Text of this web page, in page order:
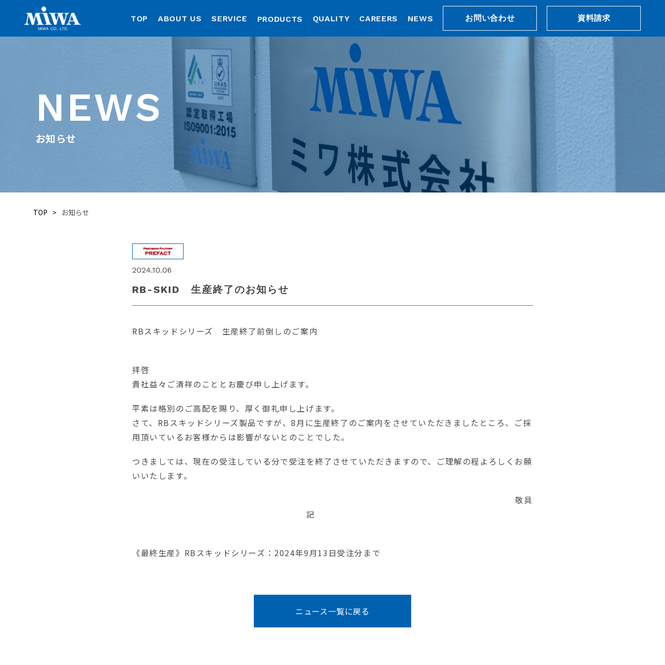
TOP ABOUT US SERVICE PRODUCTS QUALITY CAREERS NEWS お問い合わせ 資料請求
NEWS
お知らせ
TOP お知らせ
2024.10.06
RB-SKID 生産終了のお知らせ
RBスキッドシリーズ 生産終了前倒しのご案内
拝啓
貴社益々ご清祥のこととお慶び申し上げます。
平素は格別のご高配を賜り、厚く御礼申し上げます。
さて、RBスキッドシリーズ製品ですが、8月に生産終了のご案内をさせていただきましたところ、ご採
用頂いているお客様からは影響がないとのことでした。
つきましては、現在の受注している分で受注を終了させていただきますので、ご理解の程よろしくお願
いいたします。
敬具
記
《最終生産》RBスキッドシリーズ：2024年9月13日受注分まで
ニュース一覧に戻る